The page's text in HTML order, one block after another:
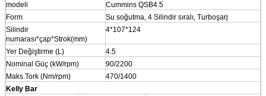
modeli
Cummins QSB4.5
Form
Su soğutma, 4 Silindir sıralı, Turboşarj
Silindir
numarası*çap*Strok(mm)
4*107*124
Yer Değiştirme (L)
4.5
Nominal Güç (kW/rpm)
90/2200
Maks.Tork (Nm/rpm)
470/1400
Kelly Bar